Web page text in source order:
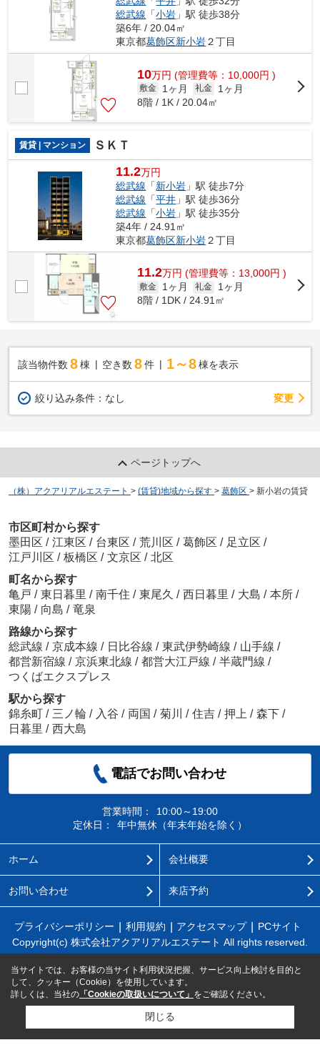
総武線 「小岩 」駅 徒歩38分
築6年 / 20.04㎡
東京都葛飾区新小岩２丁目
10万円 (管理費等：10,000円 )
敷金 1ヶ月 礼金
1ヶ月
8階 / 1K / 20.04㎡
賃貸 | マンション ＳＫＴ
11.2万円
総武線 「新小岩 」駅 徒歩7分
総武線 「平井 」駅 徒歩36分
総武線 「小岩 」駅 徒歩35分
築4年 / 24.91㎡
東京都葛飾区新小岩２丁目
11.2万円 (管理費等：13,000円 )
敷金 1ヶ月 礼金
1ヶ月
8階 / 1DK / 24.91㎡
該当物件数 8棟 空き数 8 件 1～8 棟を表示
絞り込み条件： なし 変更
ページトップへ
（株）アクアリアルエステート > (賃貸)地域から探す > 葛飾区 > 新小岩の賃貸
市区町村から探す
墨田区 / 江東区 / 台東区 / 荒川区 / 葛飾区 / 足立区 /
江戸川区 / 板橋区 / 文京区 / 北区
町名から探す
亀戸 / 東日暮里 / 南千住 / 東尾久 / 西日暮里 / 大島 / 本所 /
東陽 / 向島 / 竜泉
路線から探す
総武線 / 京成本線 / 日比谷線 / 東武伊勢崎線 / 山手線 /
都営新宿線 / 京浜東北線 / 都営大江戸線 / 半蔵門線 /
つくばエクスプレス
駅から探す
錦糸町 / 三ノ輪 / 入谷 / 両国 / 菊川 / 住吉 / 押上 / 森下 /
日暮里 / 西大島
電話でお問い合わせ
営業時間：
10:00～19:00
定休日：
年中無休（年末年始を除く）
ホーム 会社概要
お問い合わせ 来店予約
プライバシーポリシー 利用規約 アクセスマップ
PCサイト
Copyright(c) 株式会社アクアリアルエステート All rights reserved.
当サイトでは、お客様の当サイト利用状況把握、サービス向上検討を目的と
して、クッキー（Cookie）を使用しています。
詳しくは、当社の 「Cookieの取扱いについて」 をご確認ください。
閉じる